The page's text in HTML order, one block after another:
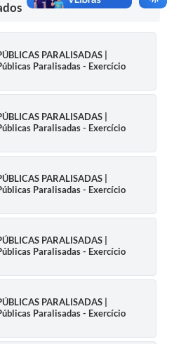
PARALISADAS |
Paralisadas - Exercício
PARALISADAS |
Paralisadas - Exercício
PARALISADAS |
Paralisadas - Exercício
PARALISADAS |
Paralisadas - Exercício
PARALISADAS |
Paralisadas - Exercício